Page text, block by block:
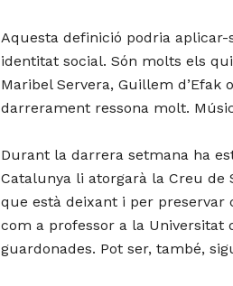
Aquesta definició podria
identitat social. Són molts els
Maribel Servera, Guillem
darrerament ressona molt.
Durant la darrera setmana ha
Catalunya li atorgarà la Creu de
que està deixant i per preservar
com a professor a la Universitat
guardonades. Pot ser, també,